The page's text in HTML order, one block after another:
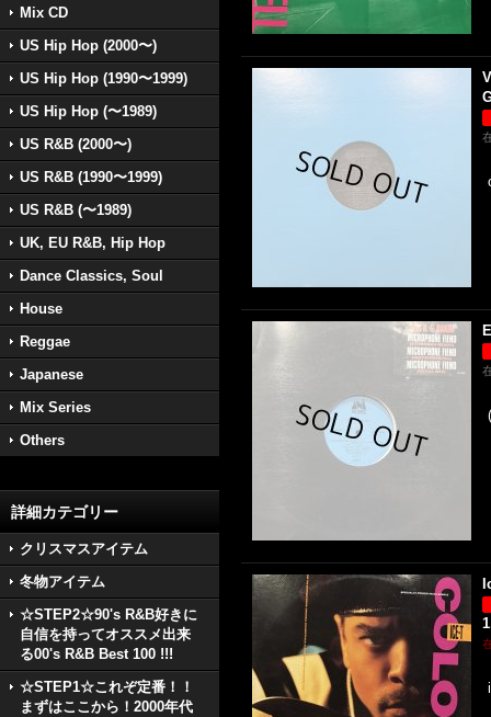
Mix CD
US Hip Hop (2000〜)
US Hip Hop (1990〜1999)
US Hip Hop (〜1989)
US R&B (2000〜)
US R&B (1990〜1999)
US R&B (〜1989)
UK, EU R&B, Hip Hop
Dance Classics, Soul
House
Reggae
Japanese
Mix Series
Others
詳細カテゴリー
クリスマスアイテム
冬物アイテム
☆STEP2☆90's R&B好きに
自信を持ってオススメ出来
る00's R&B Best 100 !!!
☆STEP1☆これぞ定番！！
まずはここから！2000年代